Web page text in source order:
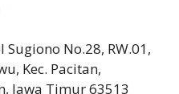
Sugiono No.28, RW.01,
Kec. Pacitan,
Jawa Timur 63513